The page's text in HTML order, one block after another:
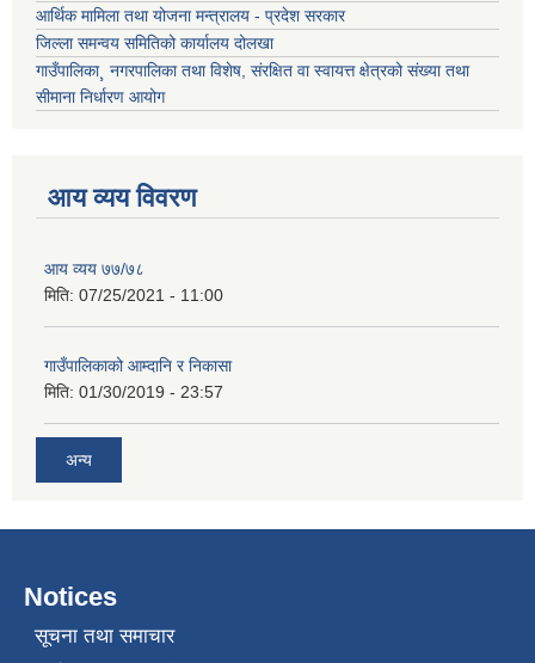
आर्थिक मामिला तथा योजना मन्त्रालय - प्रदेश सरकार
जिल्ला समन्वय समितिको कार्यालय दोलखा
गाउँपालिका¸ नगरपालिका तथा विशेष, संरक्षित वा स्वायत्त क्षेत्रको संख्या तथा
सीमाना निर्धारण आयोग
आय व्यय विवरण
आय व्यय ७७/७८
मिति: 07/25/2021 - 11:00
गाउँपालिकाको आम्दानि र निकासा
मिति: 01/30/2019 - 23:57
अन्य
Notices
सूचना तथा समाचार